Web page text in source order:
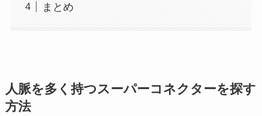
まとめ
人脈を多く持つスーパーコネクターを探す
方法